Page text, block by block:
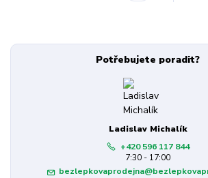
Potřebujete poradit?
Ladislav Michalík
+420 596 117 844
7:30 - 17:00